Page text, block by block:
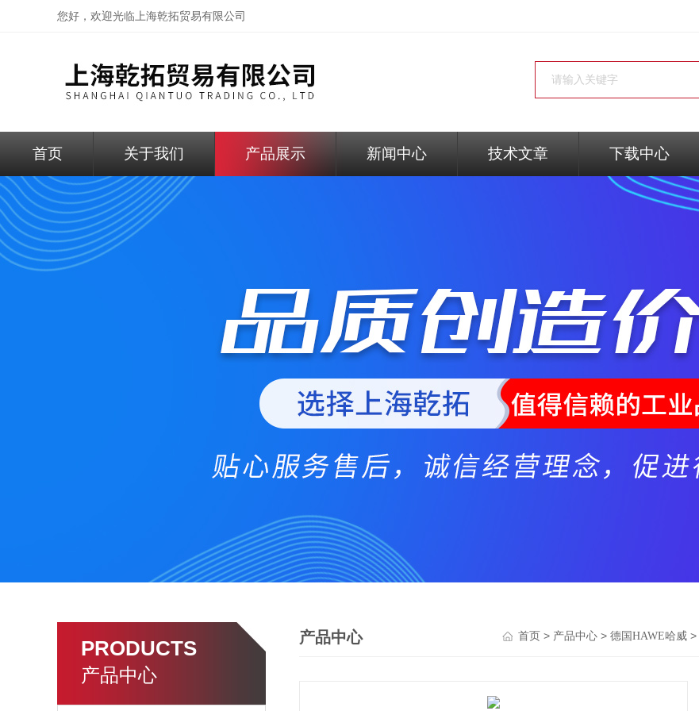
您好，欢迎光临上海乾拓贸易有限公司
首页 关于我们 产品展示 新闻中心 技术文章 下载中心
PRODUCTS
产品中心
产品中心 首页 > 产品中心 > 德国HAWE哈威 >